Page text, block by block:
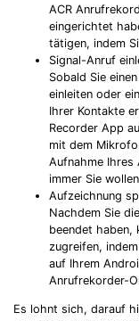
ACR
eingerichtet
tätigen, indem
Signal-Anruf
Sobald Sie
einleiten oder
Ihrer Kontakte
Recorder App
mit dem
Aufnahme Ihres
immer Sie
Aufzeichnung
Nachdem Sie
beendet haben,
zugreifen,
auf Ihrem
Anrufrekorder-
Es lohnt sich, darauf